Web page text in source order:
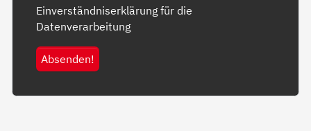
Einverständniserklärung für die
Datenverarbeitung
Absenden!